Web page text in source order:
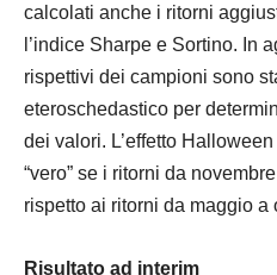
calcolati anche i ritorni
l’indice Sharpe e Sortino. In
rispettivi dei campioni sono
eteroschedastico per
dei valori. L’effetto
“vero” se i ritorni da
rispetto ai ritorni da maggio a
Risultato ad interim